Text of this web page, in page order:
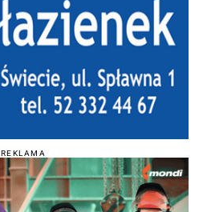
REKLAMA